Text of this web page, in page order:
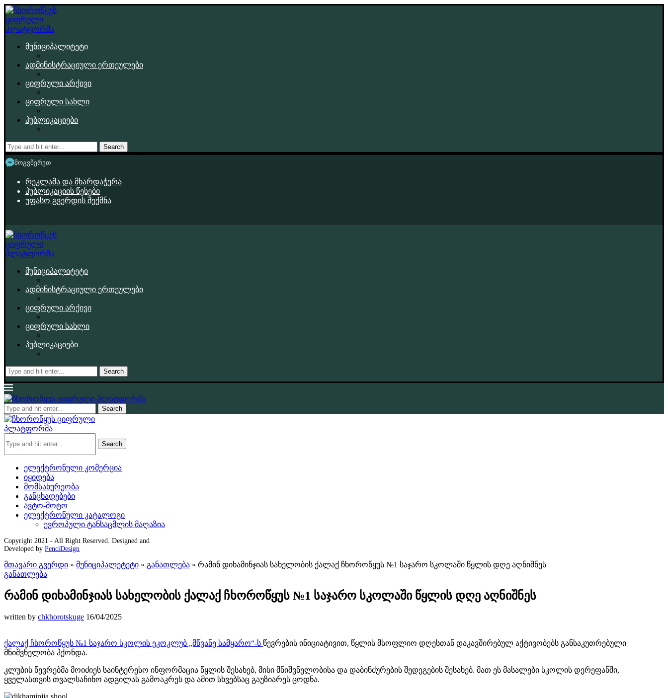
მუნიციპალიტეტი
ადმინისტრაციული ერთეულები
ციფრული არქივი
ციფრული სახლი
პუბლიკაციები
Search
მოგვწერეთ
რეკლამა და მხარდაჭერა
პუბლიკაციის წესები
უფასო გვერდის შექმნა
მუნიციპალიტეტი
ადმინისტრაციული ერთეულები
ციფრული არქივი
ციფრული სახლი
პუბლიკაციები
Search
Search
Search
ელექტრონული კომერცია
იყიდება
მომსახურეობა
განცხადებები
ავტო-მოტო
ელექტრონული კატალოგი
ევროპული ტანსაცმლის მაღაზია
Copyright 2021 - All Right Reserved. Designed and
Developed by PenciDesign
მთავარი გვერდი » მუნიციპალეტეტი » განათლება » რამინ დიხამინჯიას სახელობის ქალაქ ჩხოროწყუს №1 საჯარო სკოლაში წყლის დღე აღნიშნეს
განათლება
რამინ დიხამინჯიას სახელობის ქალაქ ჩხოროწყუს №1 საჯარო სკოლაში წყლის დღე აღნიშნეს
written by chkhorotskuge 16/04/2025
ქალაქ ჩხოროწყუს №1 საჯარო სკოლის ეკოკლუბ „მწვანე სამყარო“-ს წევრების ინიციატივით, წყლის მსოფლიო დღესთან დაკავშირებულ აქტივობებს განსაკუთრებული
მნიშვნელობა ჰქონდა.
კლუბის წევრებმა მოიძიეს საინტერესო ინფორმაცია წყლის შესახებ, მისი მნიშვნელობისა და დაბინძურების შედეგების შესახებ. მათ ეს მასალები სკოლის დერეფანში,
ყველასთვის თვალსაჩინო ადგილას გამოაკრეს და ამით სხვებსაც გაუზიარეს ცოდნა.